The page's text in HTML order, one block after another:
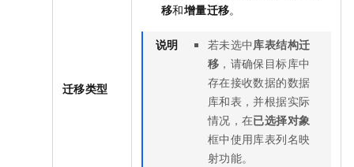
迁移类型
移和增量迁移。
说明 若未选中 库表结构迁
移 ，请确保目标库中
存在接收数据的数据
库和表，并根据实际
情况，在已选择对象
框中使用库表列名映
射功能。